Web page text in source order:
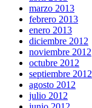
marzo 2013
febrero 2013
enero 2013
diciembre 2012
noviembre 2012
octubre 2012
septiembre 2012
agosto 2012
julio 2012